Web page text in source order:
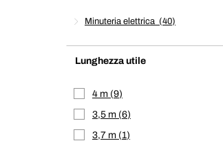
Minuteria elettrica 40
Lunghezza utile
4 m 9
3,5 m 6
3,7 m 1